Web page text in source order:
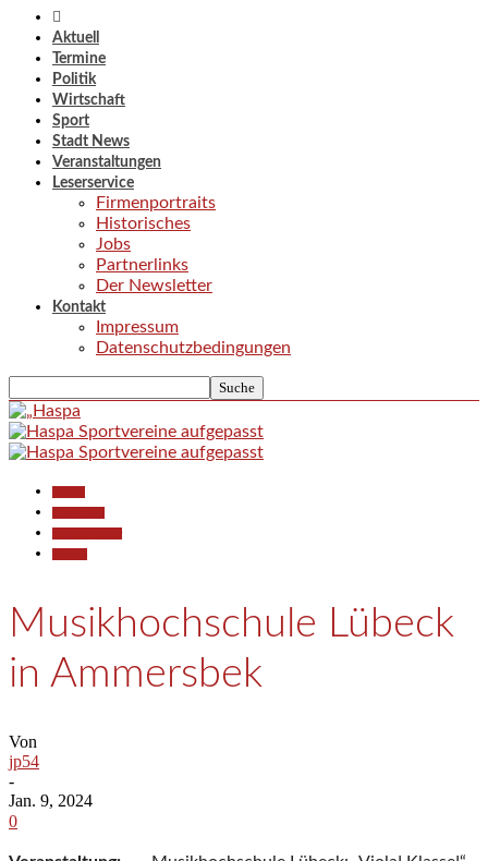
Aktuell
Termine
Politik
Wirtschaft
Sport
Stadt News
Veranstaltungen
Leserservice
Firmenportraits
Historisches
Jobs
Partnerlinks
Der Newsletter
Kontakt
Impressum
Datenschutzbedingungen
Musikhochschule Lübeck
in Ammersbek
Von
jp54
-
Jan. 9, 2024
0